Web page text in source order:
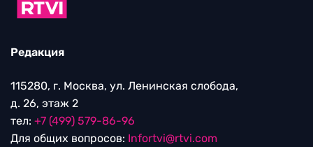
Редакция
115280, г. Москва, ул. Ленинская слобода,
д. 26, этаж 2
тел: +7 (499) 579-86-96
Для общих вопросов: Infortvi@rtvi.com